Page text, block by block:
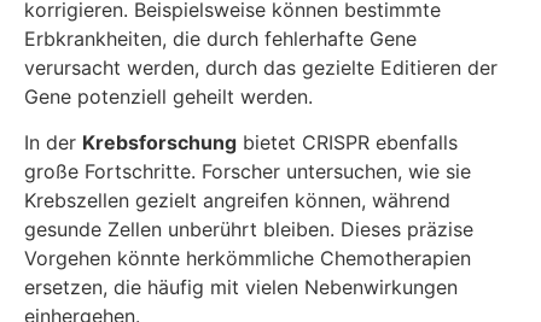
korrigieren. Beispielsweise können bestimmte
Erbkrankheiten, die durch fehlerhafte Gene
verursacht werden, durch das gezielte Editieren der
Gene potenziell geheilt werden.
In der Krebsforschung bietet CRISPR ebenfalls
große Fortschritte. Forscher untersuchen, wie sie
Krebszellen gezielt angreifen können, während
gesunde Zellen unberührt bleiben. Dieses präzise
Vorgehen könnte herkömmliche Chemotherapien
ersetzen, die häufig mit vielen Nebenwirkungen
einhergehen.